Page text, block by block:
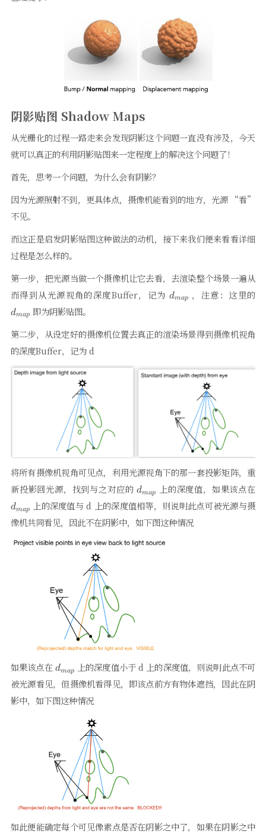
阴影贴图 Shadow Maps
从光栅化的过程一路走来会发现阴影这个问题一直没有涉及，今天
就可以真正的利用阴影贴图来一定程度上的解决这个问题了！
首先，思考一个问题，为什么会有阴影？
因为光源照射不到，更具体点，摄像机能看到的地方，光源 “看”
不见。
而这正是启发阴影贴图这种做法的动机，接下来我们便来看看详细
过程是怎么样的。
第一步，把光源当做一个摄像机让它去看，去渲染整个场景一遍从
而得到从光源视角的深度Buffer，记为 d_{map}
dmap ，注意：这里的
dmap 即为阴影贴图。
第二步，从设定好的摄像机位置去真正的渲染场景得到摄像机视角
的深度Buffer，记为 d
将所有摄像机视角可见点，利用光源视角下的那一套投影矩阵，重
新投影回光源，找到与之对应的d_{map}
dmap 上的深度值，如果该点在
dmap
上的深度值与 d 上的深度值相等，则说明此点可被光源与摄
像机共同看见，因此不在阴影中，如下图这种情况
如果该点在 d_{map}
dmap
上的深度值小于 d 上的深度值，则说明此点不可
被光源看见，但摄像机看得见，即该点前方有物体遮挡，因此在阴
影中，如下图这种情况
如此便能确定每个可见像素点是否在阴影之中了，如果在阴影之中